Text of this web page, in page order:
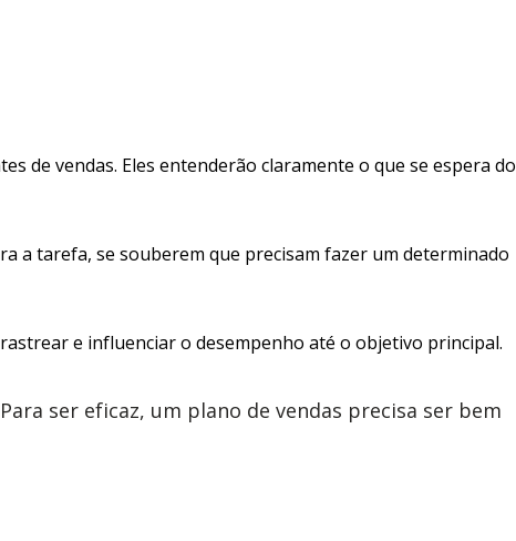
de vendas. Eles entenderão claramente o que se espera do
a tarefa, se souberem que precisam fazer um determinado
e influenciar o desempenho até o objetivo principal.
ser eficaz, um plano de vendas precisa ser bem